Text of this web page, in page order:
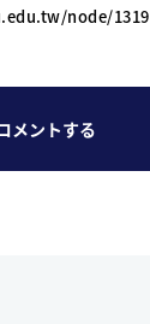
node/1319
メントする